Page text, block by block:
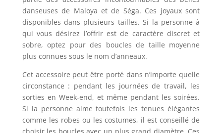
danseuses de Maloya et de Séga. Ces joyaux sont
disponibles dans plusieurs tailles. Si la personne à
qui vous désirez l’offrir est de caractère discret et
sobre, optez pour des boucles de taille moyenne
plus connues sous le nom d’anneaux.
Cet accessoire peut être porté dans n’importe quelle
circonstance : pendant les journées de travail, les
sorties en Week-end, et même pendant les soirées.
Si la personne aime toutefois les tenues élégantes
comme les robes ou les costumes, il est conseillé de